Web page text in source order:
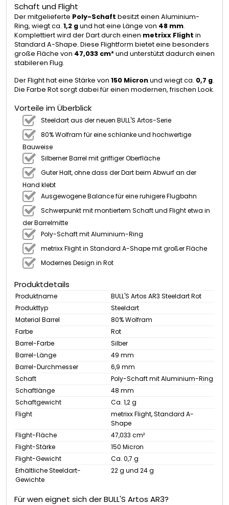
Schaft und Flight
Der mitgelieferte Poly-Schaft besitzt einen Aluminium-
Ring, wiegt ca. 1,2 gund hat eine Länge von 48 mm.
Komplettiert wird der Dart durch einen metrixx Flight in
Standard A-Shape. Diese Flightform bietet eine besonders
große Fläche von 47,033 cm² und unterstützt dadurch einen
stabileren Flug.
Der Flight hat eine Stärke von 150 Micronund wiegt ca. 0,7 g.
Die Farbe Rot sorgt dabei für einen modernen, frischen Look.
Vorteile im Überblick
Steeldart aus der neuen BULL'S Artos-Serie
80% Wolfram für eine schlanke und hochwertige
Bauweise
Silberner Barrel mit griffiger Oberfläche
Guter Halt, ohne dass der Dart beim Abwurf an der
Hand klebt
Ausgewogene Balance für eine ruhigere Flugbahn
Schwerpunkt mit montiertem Schaft und Flight etwa in
der Barrelmitte
Poly-Schaft mit Aluminium-Ring
metrixx Flight in Standard A-Shape mit großer Fläche
Modernes Design in Rot
Produktdetails
Produktname
BULL'S Artos AR3 Steeldart Rot
Produkttyp
Steeldart
Material Barrel
80% Wolfram
Farbe
Rot
Barrel-Farbe
Silber
Barrel-Länge
49 mm
Barrel-Durchmesser
6,9 mm
Schaft
Poly-Schaft mit Aluminium-Ring
Schaftlänge
48 mm
Schaftgewicht
Ca. 1,2 g
Flight
metrixx Flight, Standard A-
Shape
Flight-Fläche
47,033 cm²
Flight-Stärke
150 Micron
Flight-Gewicht
Ca. 0,7 g
Erhältliche Steeldart-
Gewichte
22 g und 24 g
Für wen eignet sich der BULL'S Artos AR3?